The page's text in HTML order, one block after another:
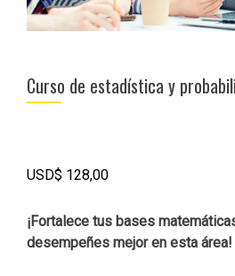
Curso de estadística y
USD$ 128,00
¡Fortalece tus bases
desempeñes mejor en esta área!